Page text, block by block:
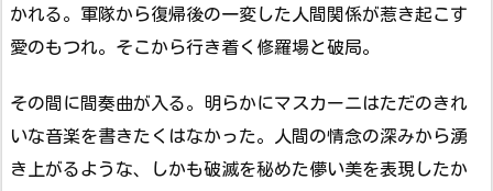
かれる。軍隊から復帰後の一変した人間関係が惹き起こす
愛のもつれ。そこから行き着く修羅場と破局。
その間に間奏曲が入る。明らかにマスカーニはただのきれ
いな音楽を書きたくはなかった。人間の情念の深みから湧
き上がるような、しかも破滅を秘めた儚い美を表現したか